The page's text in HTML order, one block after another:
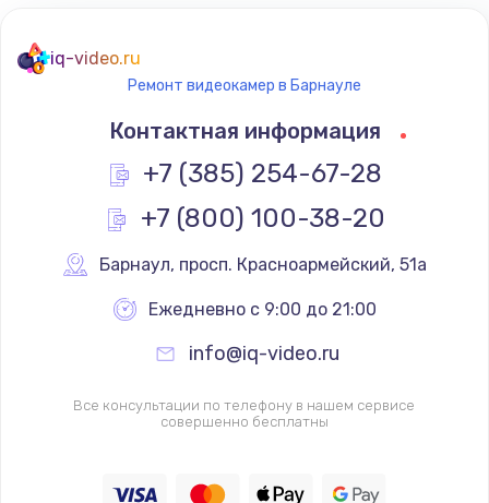
Не видит флешку
400 руб.
Заказать
Не реагирует на кнопки
700 руб.
Заказать
Не сопряжается с устройством
Заказать
Помехи и искажение звука
iq-video.ru
Ремонт видеокамер в Барнауле
Контактная информация
+7 (385) 254-67-28
+7 (800) 100-38-20
Барнаул, просп. Красноармейский, 51а
Ежедневно с 9:00 до 21:00
info@iq-video.ru
Все консультации по телефону в нашем сервисе
совершенно бесплатны